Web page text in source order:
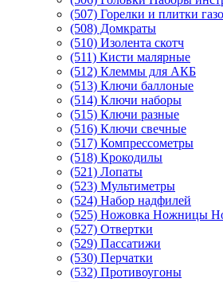
(507) Горелки и плитки
(508) Домкраты
(510) Изолента скотч
(511) Кисти малярные
(512) Клеммы для АКБ
(513) Ключи баллоные
(514) Ключи наборы
(515) Ключи разные
(516) Ключи свечные
(517) Компрессометры
(518) Крокодилы
(521) Лопаты
(523) Мультиметры
(524) Набор надфилей
(525) Ножовка Ножницы
(527) Отвертки
(529) Пассатижи
(530) Перчатки
(532) Противоугоны